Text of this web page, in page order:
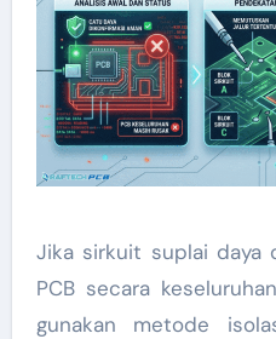
Jika sirkuit suplai daya
PCB secara
gunakan metode